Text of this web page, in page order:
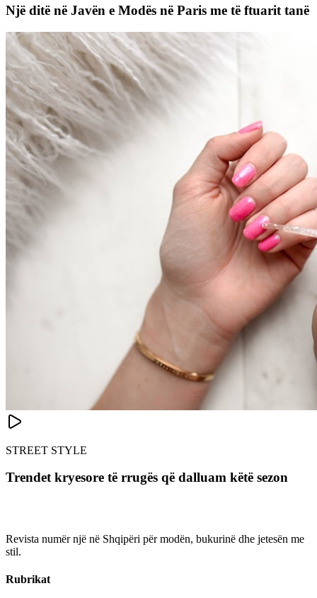
Një ditë në Javën e Modës në Paris me të ftuarit tanë
STREET STYLE
Trendet kryesore të rrugës që dalluam këtë sezon
Revista numër një në Shqipëri për modën, bukurinë dhe jetesën me
stil.
Rubrikat